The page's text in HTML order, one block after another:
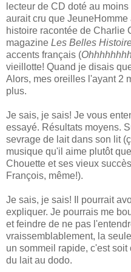
lecteur de CD doté au
aurait cru que
histoire racontée de Charlie
magazine Les Belles
accents français (
vieillotte! Quand je disais
Alors, mes oreilles l'ayant 2
plus.
Je sais, je sais! Je vous
essayé. Résultats moyens.
sevrage de lait dans son lit
musique qu'il aime plutôt
Chouette et ses vieux
François, même!).
Je sais, je sais! Il pourrait
expliquer. Je pourrais me
et feindre de ne pas
vraissemblablement, la
un sommeil rapide, c'est
du lait au dodo.